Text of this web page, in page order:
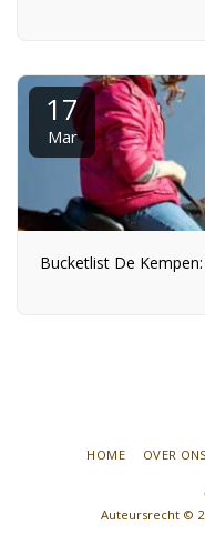
17
Mar
Bucketlist De
Auteursrecht ©
HOME OVER ONS